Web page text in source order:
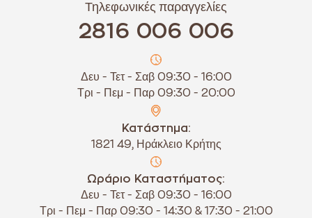
Τηλεφωνικές παραγγελίες
2816 006 006
Δευ - Τετ - Σαβ 09:30 - 16:00
Τρι - Πεμ - Παρ 09:30 - 20:00
Κατάστημα:
1821 49, Ηράκλειο Κρήτης
Ωράριο Καταστήματος:
Δευ - Τετ - Σαβ 09:30 - 16:00
Τρι - Πεμ - Παρ 09:30 - 14:30 & 17:30 - 21:00